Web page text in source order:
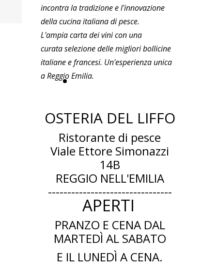
PRENOTA QUI
incontra la tradizione e l'innovazione
della cucina italiana di pesce.
L'ampia carta dei vini con una
curata selezione delle migliori bollicine
italiane e francesi. Un'esperienza unica
a Reggio Emilia.
OSTERIA DEL LIFFO
Ristorante di pesce
Viale Ettore Simonazzi
14B
REGGIO NELL'EMILIA
--------------------------------
APERTI
PRANZO E CENA DAL
MARTEDÌ AL SABATO
E IL LUNEDÌ A CENA.